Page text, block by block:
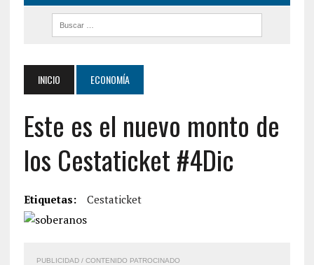
INICIO ECONOMÍA
Este es el nuevo monto de
los Cestaticket #4Dic
Etiquetas: Cestaticket
PUBLICIDAD / CONTENIDO PATROCINADO